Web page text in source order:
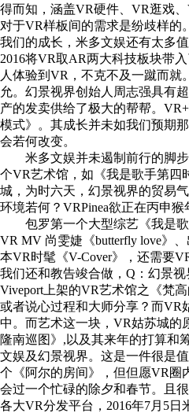
得而知，涵盖VR硬件、VR逛戏
对于VR样板间的需求是纷歧样的
我们的成长，米多文娱还有太多
2016将VR取AR两大科技板块带
人体验到VR，不克不及一蹴而就
允。幻景视界创始人周志强具有
产的发卖供给了极大的帮帮。
模式》。其成长并未如我们预期
会若何改变。
米多文娱并未遏制前行的脚步
个VR艺术馆，如《我是歌手第四
城，为时六天，幻景视界的贸易
环境若何？VRPinea欲正在丙申猴
包罗第一个大型综艺《我是歌
VR MV 尚雯婕《butterfly love》
本VR时髦《V-Cover》，还需要
我们还和教告竣合做，Q：幻景视
Viveport上架的VR艺术馆之《梵
或者说心过程和大师分享？而VR
中。而艺术这一块，VR姑苏城
隆南巡图》,以及其来年的打算和
文娱及幻景视界。这是一件很是
个《阿尔的房间》，但但愿VR圈
会过一个忙碌的除夕和春节。且
各大VR分发平台，2016年7月5